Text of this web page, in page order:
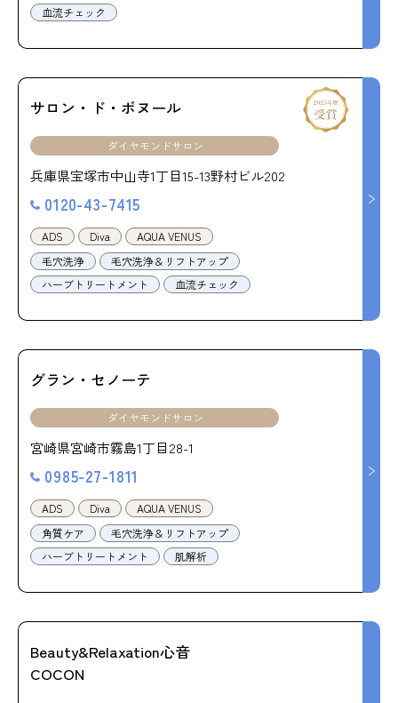
血流チェック
サロン・ド・ボヌール
ダイヤモンドサロン
兵庫県宝塚市中山寺1丁目15-13野村ビル202
0120-43-7415
ADS Diva
AQUA VENUS
毛穴洗浄
毛穴洗浄＆リフトアップ
ハーブトリートメント
血流チェック
グラン・セノーテ
ダイヤモンドサロン
宮崎県宮崎市霧島1丁目28-1
0985-27-1811
ADS Diva
AQUA VENUS
角質ケア
毛穴洗浄＆リフトアップ
ハーブトリートメント
肌解析
Beauty&Relaxation心音
COCON